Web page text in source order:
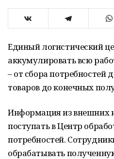
Единый логистический
аккумулировать всю
– от сбора потребностей
товаров до конечных
Информация из внешних
поступать в Центр
потребностей.
обрабатывать